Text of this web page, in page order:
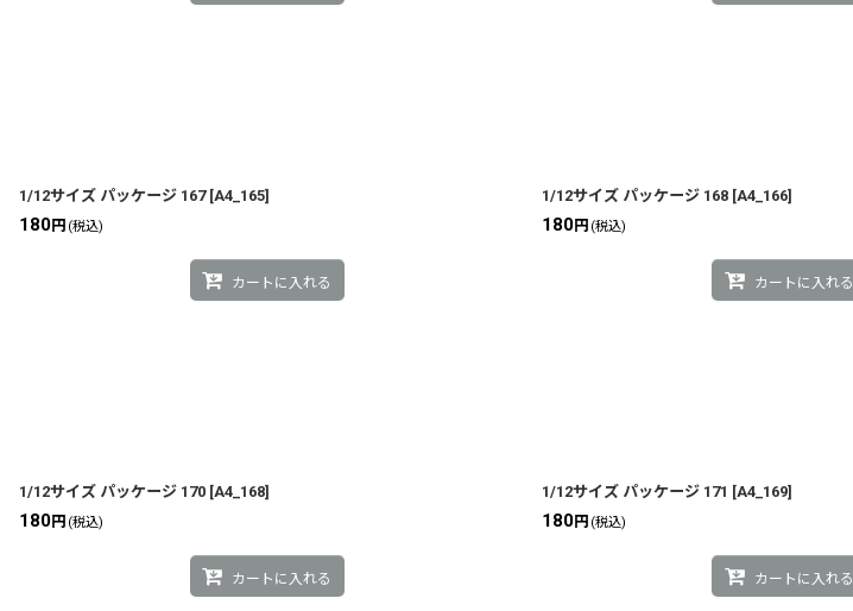
1/12サイズ パッケージ 167 [A4_165]
180円 (税込)
カートに入れる
1/12サイズ パッケージ 168 [A4_166]
180円 (税込)
カートに入れる
1/12サイズ パッケージ 170 [A4_168]
180円 (税込)
カートに入れる
1/12サイズ パッケージ 171 [A4_169]
180円 (税込)
カートに入れる